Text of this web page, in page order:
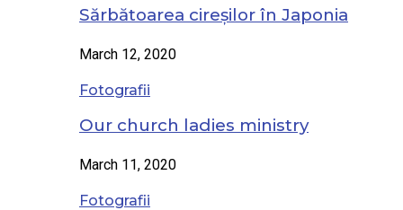
Sărbătoarea cireșilor în Japonia
March 12, 2020
Fotografii
Our church ladies ministry
March 11, 2020
Fotografii